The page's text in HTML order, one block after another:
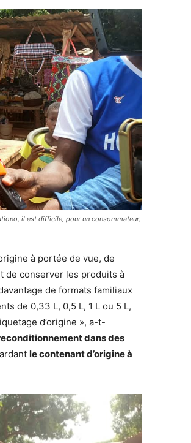
il est difficile, pour un consommateur,
à portée de vue, de
de conserver les produits à
de formats familiaux
de 0,33 L, 0,5 L, 1 L ou 5 L,
d’origine », a-t-
dans des
le contenant d’origine à